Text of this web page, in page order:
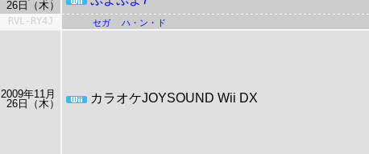
26日（木）
RVL-RY4J セガ ハ・ン・ド
2009年11月
26日（木）
カラオケJOYSOUND Wii DX